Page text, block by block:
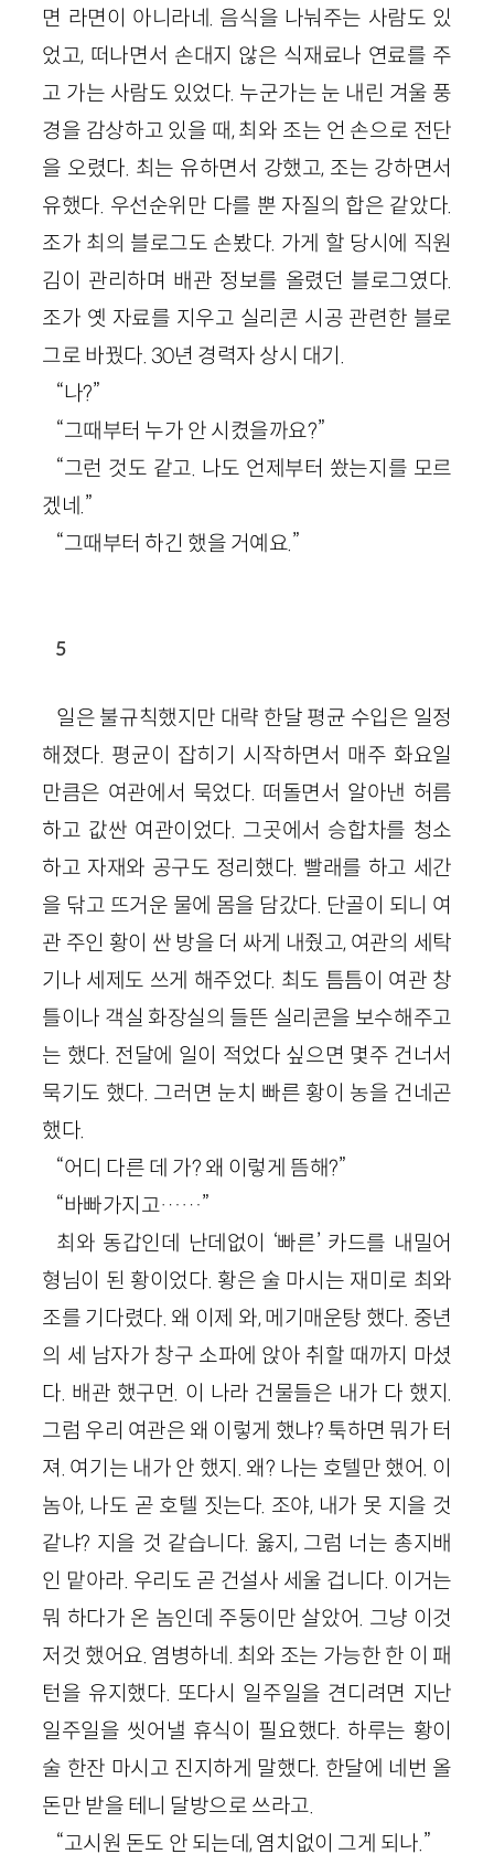
면 라면이 아니라네. 음식을 나눠주는 사람도 있
었고, 떠나면서 손대지 않은 식재료나 연료를 주
고 가는 사람도 있었다. 누군가는 눈 내린 겨울 풍
경을 감상하고 있을 때, 최와 조는 언 손으로 전단
을 오렸다. 최는 유하면서 강했고, 조는 강하면서
유했다. 우선순위만 다를 뿐 자질의 합은 같았다.
조가 최의 블로그도 손봤다. 가게 할 당시에 직원
김이 관리하며 배관 정보를 올렸던 블로그였다.
조가 옛 자료를 지우고 실리콘 시공 관련한 블로
그로 바꿨다. 30년 경력자 상시 대기.
“나?”
“그때부터 누가 안 시켰을까요?”
“그런 것도 같고. 나도 언제부터 쐈는지를 모르
겠네.”
“그때부터 하긴 했을 거예요.”
5
일은 불규칙했지만 대략 한달 평균 수입은 일정
해졌다. 평균이 잡히기 시작하면서 매주 화요일
만큼은 여관에서 묵었다. 떠돌면서 알아낸 허름
하고 값싼 여관이었다. 그곳에서 승합차를 청소
하고 자재와 공구도 정리했다. 빨래를 하고 세간
을 닦고 뜨거운 물에 몸을 담갔다. 단골이 되니 여
관 주인 황이 싼 방을 더 싸게 내줬고, 여관의 세탁
기나 세제도 쓰게 해주었다. 최도 틈틈이 여관 창
틀이나 객실 화장실의 들뜬 실리콘을 보수해주고
는 했다. 전달에 일이 적었다 싶으면 몇주 건너서
묵기도 했다. 그러면 눈치 빠른 황이 농을 건네곤
했다.
“어디 다른 데 가? 왜 이렇게 뜸해?”
“바빠가지고……”
최와 동갑인데 난데없이 ‘빠른’ 카드를 내밀어
형님이 된 황이었다. 황은 술 마시는 재미로 최와
조를 기다렸다. 왜 이제 와, 메기매운탕 했다. 중년
의 세 남자가 창구 소파에 앉아 취할 때까지 마셨
다. 배관 했구먼. 이 나라 건물들은 내가 다 했지.
그럼 우리 여관은 왜 이렇게 했냐? 툭하면 뭐가 터
져. 여기는 내가 안 했지. 왜? 나는 호텔만 했어. 이
놈아, 나도 곧 호텔 짓는다. 조야, 내가 못 지을 것
같냐? 지을 것 같습니다. 옳지, 그럼 너는 총지배
인 맡아라. 우리도 곧 건설사 세울 겁니다. 이거는
뭐 하다가 온 놈인데 주둥이만 살았어. 그냥 이것
저것 했어요. 염병하네. 최와 조는 가능한 한 이 패
턴을 유지했다. 또다시 일주일을 견디려면 지난
일주일을 씻어낼 휴식이 필요했다. 하루는 황이
술 한잔 마시고 진지하게 말했다. 한달에 네번 올
돈만 받을 테니 달방으로 쓰라고.
“고시원 돈도 안 되는데, 염치없이 그게 되나.”